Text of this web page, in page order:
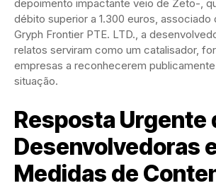
depoimento impactante veio de Zeto-,
débito superior a 1.300 euros, associado
Gryph Frontier PTE. LTD., a
relatos serviram como um catalisador,
empresas a reconhecerem
situação.
Resposta Urgente
Desenvolvedoras
Medidas de